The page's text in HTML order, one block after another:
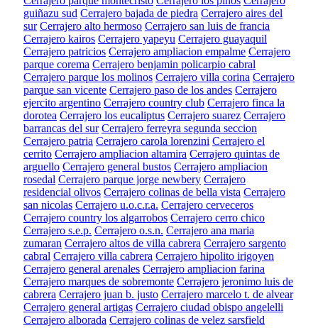
guiñazu sud Cerrajero bajada de piedra Cerrajero aires del
sur Cerrajero alto hermoso Cerrajero san luis de francia
Cerrajero kairos Cerrajero yapeyu Cerrajero guayaquil
Cerrajero patricios Cerrajero ampliacion empalme Cerrajero
parque corema Cerrajero benjamin policarpio cabral
Cerrajero parque los molinos Cerrajero villa corina Cerrajero
parque san vicente Cerrajero paso de los andes Cerrajero
ejercito argentino Cerrajero country club Cerrajero finca la
dorotea Cerrajero los eucaliptus Cerrajero suarez Cerrajero
barrancas del sur Cerrajero ferreyra segunda seccion
Cerrajero patria Cerrajero carola lorenzini Cerrajero el
cerrito Cerrajero ampliacion altamira Cerrajero quintas de
arguello Cerrajero general bustos Cerrajero ampliacion
rosedal Cerrajero parque jorge newbery Cerrajero
residencial olivos Cerrajero colinas de bella vista Cerrajero
san nicolas Cerrajero u.o.c.r.a. Cerrajero cerveceros
Cerrajero country los algarrobos Cerrajero cerro chico
Cerrajero s.e.p. Cerrajero o.s.n. Cerrajero ana maria
zumaran Cerrajero altos de villa cabrera Cerrajero sargento
cabral Cerrajero villa cabrera Cerrajero hipolito irigoyen
Cerrajero general arenales Cerrajero ampliacion farina
Cerrajero marques de sobremonte Cerrajero jeronimo luis de
cabrera Cerrajero juan b. justo Cerrajero marcelo t. de alvear
Cerrajero general artigas Cerrajero ciudad obispo angelelli
Cerrajero alborada Cerrajero colinas de velez sarsfield